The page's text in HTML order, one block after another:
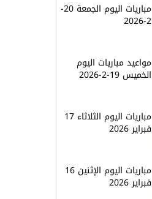
مباريات اليوم الجمعة 20-
2-2026
مواعيد مباريات اليوم
الخميس 19-2-2026
مباريات اليوم الثلاثاء 17
فبراير 2026
مباريات اليوم الإثنين 16
فبراير 2026